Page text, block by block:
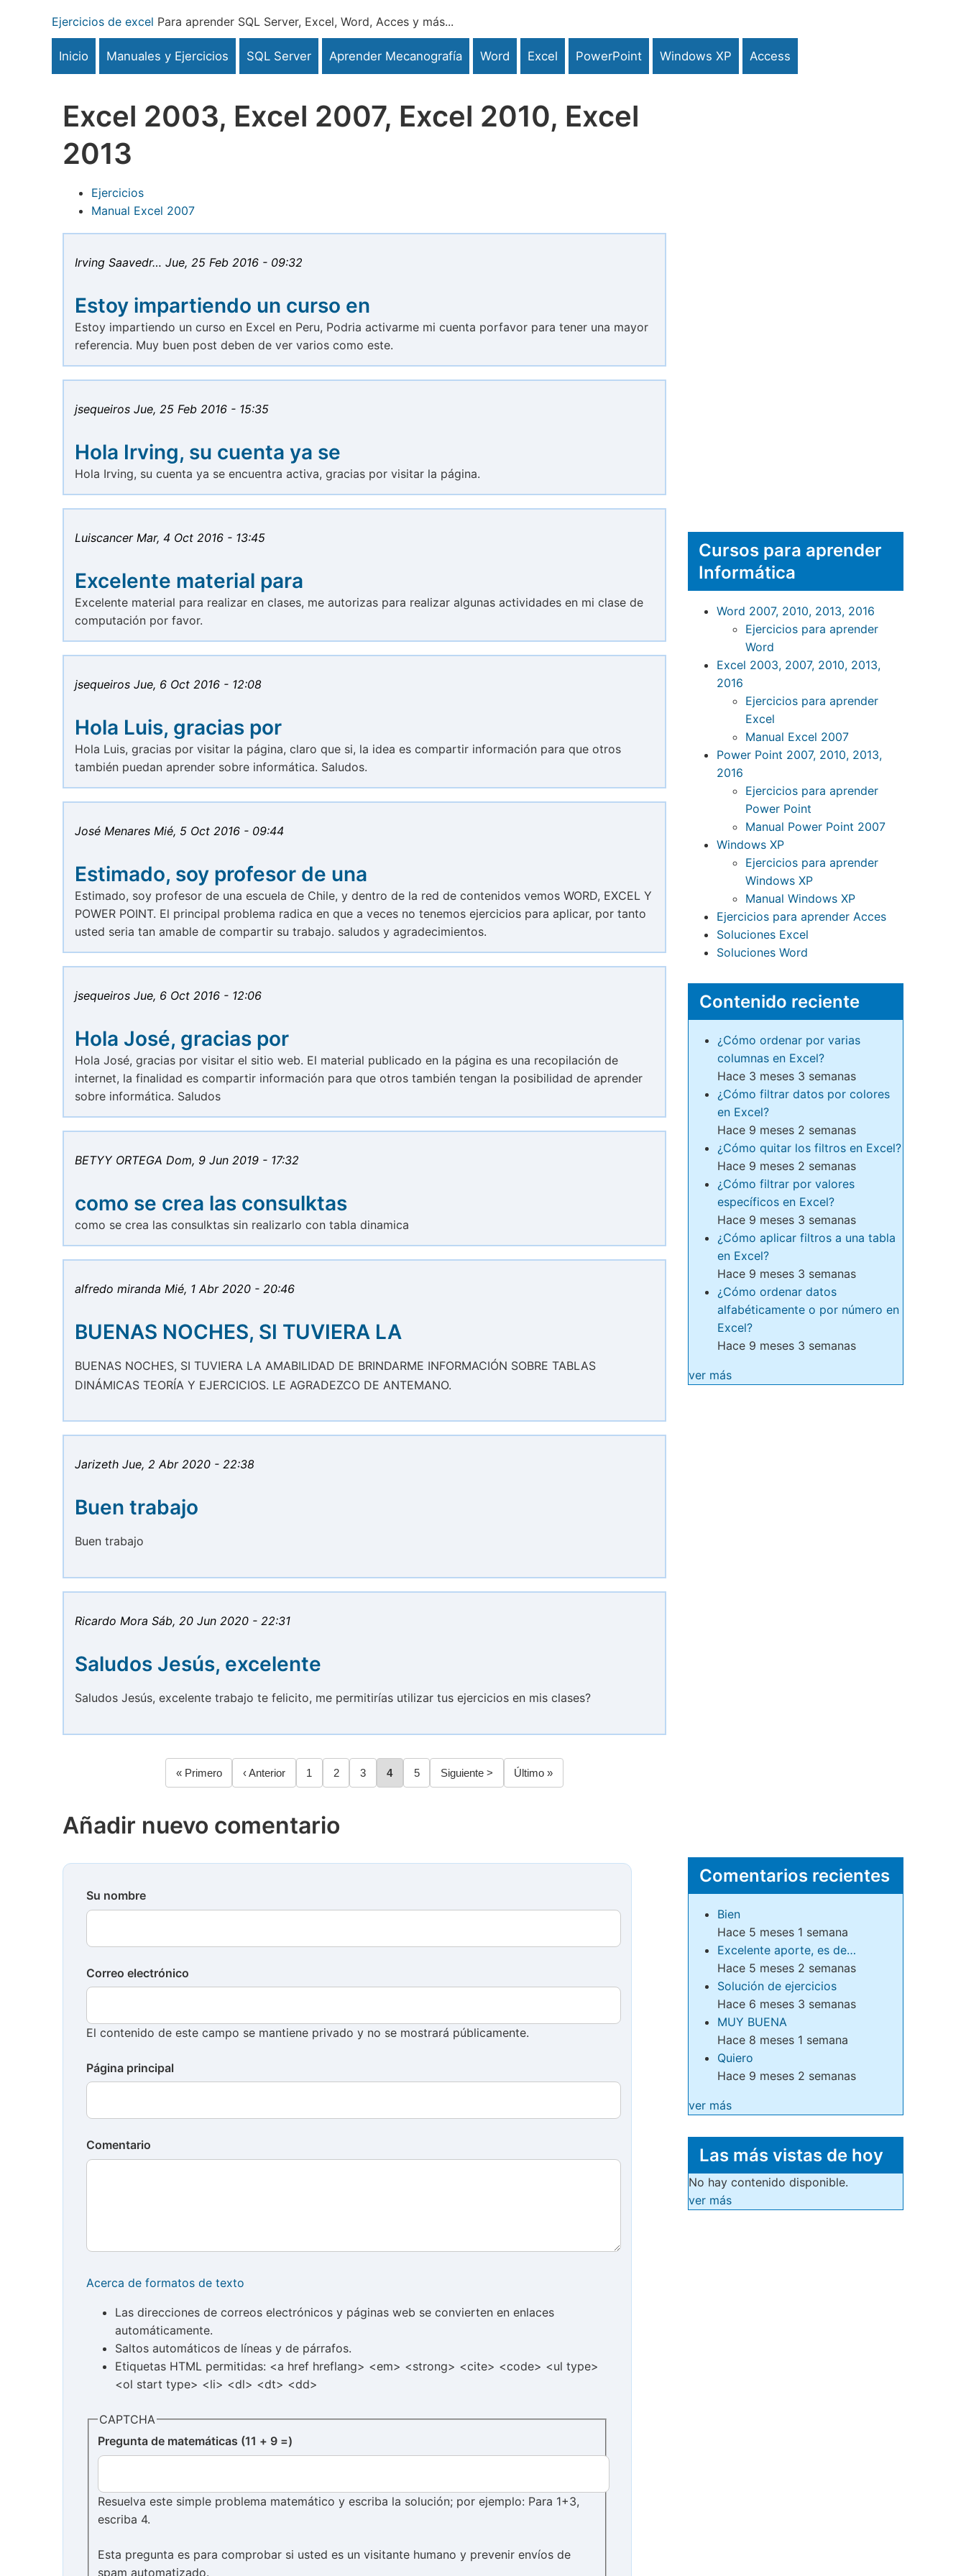
contenido
Ejercicios de excel Para aprender SQL Server, Excel, Word, Acces y más...
Inicio Manuales y Ejercicios SQL Server Aprender Mecanografía Word Excel PowerPoint Windows XP Access
Excel 2003, Excel 2007, Excel 2010, Excel
2013
Ejercicios
Manual Excel 2007
Irving Saavedr… Jue, 25 Feb 2016 - 09:32
Estoy impartiendo un curso en
Estoy impartiendo un curso en Excel en Peru, Podria activarme mi cuenta porfavor para tener una mayor
referencia. Muy buen post deben de ver varios como este.
jsequeiros Jue, 25 Feb 2016 - 15:35
Hola Irving, su cuenta ya se
Hola Irving, su cuenta ya se encuentra activa, gracias por visitar la página.
Luiscancer Mar, 4 Oct 2016 - 13:45
Excelente material para
Excelente material para realizar en clases, me autorizas para realizar algunas actividades en mi clase de
computación por favor.
jsequeiros Jue, 6 Oct 2016 - 12:08
Hola Luis, gracias por
Hola Luis, gracias por visitar la página, claro que si, la idea es compartir información para que otros
también puedan aprender sobre informática. Saludos.
José Menares Mié, 5 Oct 2016 - 09:44
Estimado, soy profesor de una
Estimado, soy profesor de una escuela de Chile, y dentro de la red de contenidos vemos WORD, EXCEL Y
POWER POINT. El principal problema radica en que a veces no tenemos ejercicios para aplicar, por tanto
usted seria tan amable de compartir su trabajo. saludos y agradecimientos.
jsequeiros Jue, 6 Oct 2016 - 12:06
Hola José, gracias por
Hola José, gracias por visitar el sitio web. El material publicado en la página es una recopilación de
internet, la finalidad es compartir información para que otros también tengan la posibilidad de aprender
sobre informática. Saludos
BETYY ORTEGA Dom, 9 Jun 2019 - 17:32
como se crea las consulktas
como se crea las consulktas sin realizarlo con tabla dinamica
alfredo miranda Mié, 1 Abr 2020 - 20:46
BUENAS NOCHES, SI TUVIERA LA
BUENAS NOCHES, SI TUVIERA LA AMABILIDAD DE BRINDARME INFORMACIÓN SOBRE TABLAS
DINÁMICAS TEORÍA Y EJERCICIOS. LE AGRADEZCO DE ANTEMANO.
Jarizeth Jue, 2 Abr 2020 - 22:38
Buen trabajo
Buen trabajo
Ricardo Mora Sáb, 20 Jun 2020 - 22:31
Saludos Jesús, excelente
Saludos Jesús, excelente trabajo te felicito, me permitirías utilizar tus ejercicios en mis clases?
Primera
página
« Primero
Página
anterior
‹ Anterior Página
1 Página
2 Página
3 Página
4 Página
5
Siguiente
página
Siguiente >
Última
página
Último »
Añadir nuevo comentario
Su nombre
Correo electrónico
El contenido de este campo se mantiene privado y no se mostrará públicamente.
Página principal
Comentario
Acerca de formatos de texto
Las direcciones de correos electrónicos y páginas web se convierten en enlaces
automáticamente.
Saltos automáticos de líneas y de párrafos.
Etiquetas HTML permitidas: <a href hreflang> <em> <strong> <cite> <code> <ul type>
<ol start type> <li> <dl> <dt> <dd>
CAPTCHA
Pregunta de matemáticas (11 + 9 =)
Resuelva este simple problema matemático y escriba la solución; por ejemplo: Para 1+3,
escriba 4.
Esta pregunta es para comprobar si usted es un visitante humano y prevenir envíos de
spam automatizado.
Cursos para aprender
Informática
Word 2007, 2010, 2013, 2016
Ejercicios para aprender
Word
Excel 2003, 2007, 2010, 2013,
2016
Ejercicios para aprender
Excel
Manual Excel 2007
Power Point 2007, 2010, 2013,
2016
Ejercicios para aprender
Power Point
Manual Power Point 2007
Windows XP
Ejercicios para aprender
Windows XP
Manual Windows XP
Ejercicios para aprender Acces
Soluciones Excel
Soluciones Word
Contenido reciente
¿Cómo ordenar por varias
columnas en Excel?
Hace 3 meses 3 semanas
¿Cómo filtrar datos por colores
en Excel?
Hace 9 meses 2 semanas
¿Cómo quitar los filtros en Excel?
Hace 9 meses 2 semanas
¿Cómo filtrar por valores
específicos en Excel?
Hace 9 meses 3 semanas
¿Cómo aplicar filtros a una tabla
en Excel?
Hace 9 meses 3 semanas
¿Cómo ordenar datos
alfabéticamente o por número en
Excel?
Hace 9 meses 3 semanas
ver más
Comentarios recientes
Bien
Hace 5 meses 1 semana
Excelente aporte, es de…
Hace 5 meses 2 semanas
Solución de ejercicios
Hace 6 meses 3 semanas
MUY BUENA
Hace 8 meses 1 semana
Quiero
Hace 9 meses 2 semanas
ver más
Las más vistas de hoy
No hay contenido disponible.
ver más